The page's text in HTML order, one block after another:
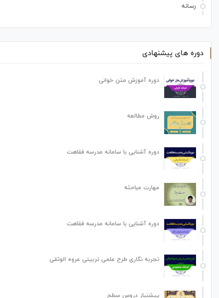
رسانه
دوره های پیشنهادی
دوره آموزش متن خوانی
روش مطالعه
دوره آشنایی با سامانه مدرسه فقاهت
مهارت مباحثه
دوره آشنایی با سامانه مدرسه فقاهت
تجربه نگاری طرح علمی تربیتی عروه الوثقی
پیشنیاز دروس سطح